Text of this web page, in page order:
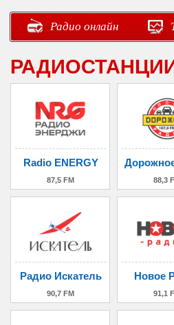
Радио онлайн
Radio ENERGY
87,5 FM 88,3
Радио Искатель
90,7 FM
Новое
91,1